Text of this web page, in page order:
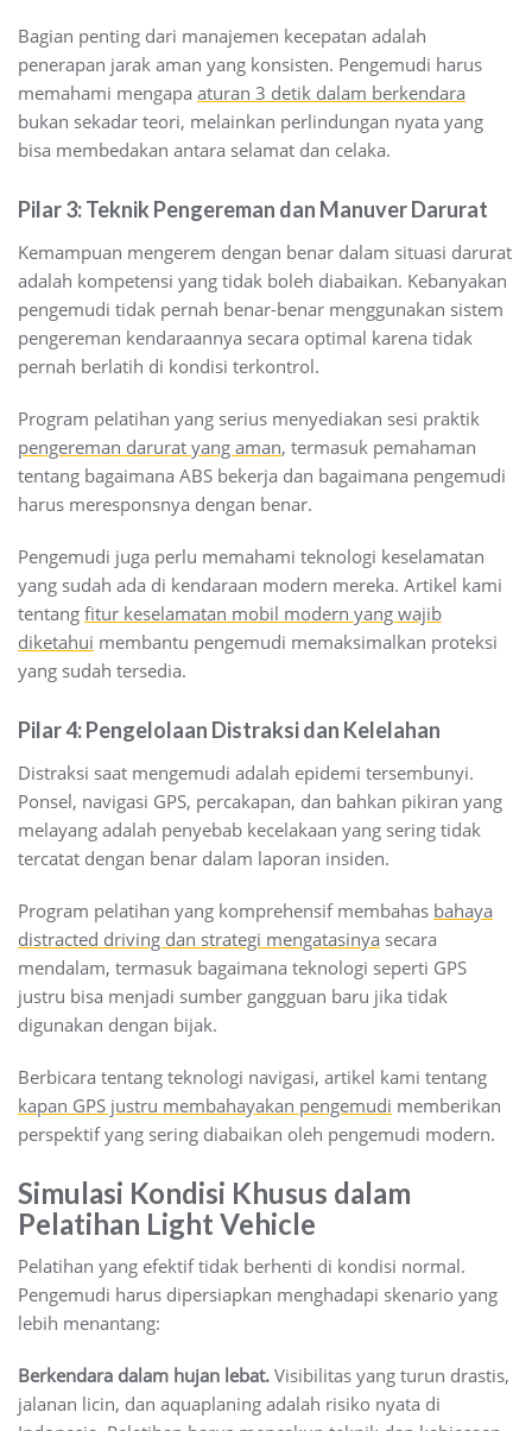
Bagian penting dari manajemen kecepatan adalah
penerapan jarak aman yang konsisten. Pengemudi harus
memahami mengapa aturan 3 detik dalam berkendara
bukan sekadar teori, melainkan perlindungan nyata yang
bisa membedakan antara selamat dan celaka.
Pilar 3: Teknik Pengereman dan Manuver Darurat
Kemampuan mengerem dengan benar dalam situasi darurat
adalah kompetensi yang tidak boleh diabaikan. Kebanyakan
pengemudi tidak pernah benar-benar menggunakan sistem
pengereman kendaraannya secara optimal karena tidak
pernah berlatih di kondisi terkontrol.
Program pelatihan yang serius menyediakan sesi praktik
pengereman darurat yang aman, termasuk pemahaman
tentang bagaimana ABS bekerja dan bagaimana pengemudi
harus meresponsnya dengan benar.
Pengemudi juga perlu memahami teknologi keselamatan
yang sudah ada di kendaraan modern mereka. Artikel kami
tentang fitur keselamatan mobil modern yang wajib
diketahui membantu pengemudi memaksimalkan proteksi
yang sudah tersedia.
Pilar 4: Pengelolaan Distraksi dan Kelelahan
Distraksi saat mengemudi adalah epidemi tersembunyi.
Ponsel, navigasi GPS, percakapan, dan bahkan pikiran yang
melayang adalah penyebab kecelakaan yang sering tidak
tercatat dengan benar dalam laporan insiden.
Program pelatihan yang komprehensif membahas bahaya
distracted driving dan strategi mengatasinya secara
mendalam, termasuk bagaimana teknologi seperti GPS
justru bisa menjadi sumber gangguan baru jika tidak
digunakan dengan bijak.
Berbicara tentang teknologi navigasi, artikel kami tentang
kapan GPS justru membahayakan pengemudi memberikan
perspektif yang sering diabaikan oleh pengemudi modern.
Simulasi Kondisi Khusus dalam
Pelatihan Light Vehicle
Pelatihan yang efektif tidak berhenti di kondisi normal.
Pengemudi harus dipersiapkan menghadapi skenario yang
lebih menantang:
Berkendara dalam hujan lebat. Visibilitas yang turun drastis,
jalanan licin, dan aquaplaning adalah risiko nyata di